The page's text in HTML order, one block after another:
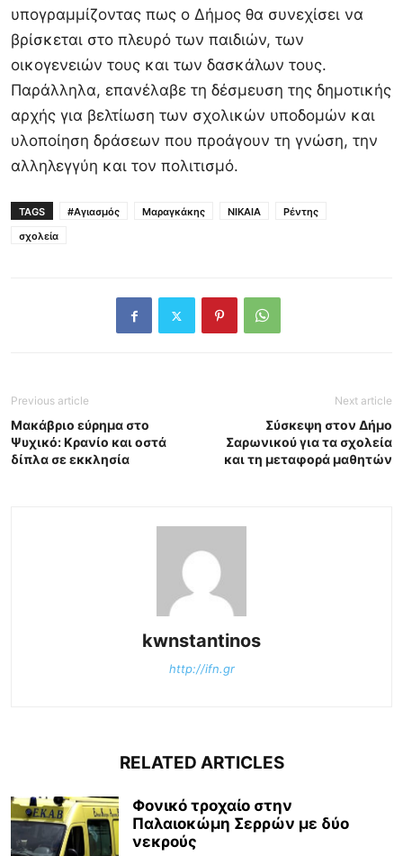
υπογραμμίζοντας πως ο Δήμος θα συνεχίσει να
βρίσκεται στο πλευρό των παιδιών, των
οικογενειών τους και των δασκάλων τους.
Παράλληλα, επανέλαβε τη δέσμευση της δημοτικής
αρχής για βελτίωση των σχολικών υποδομών και
υλοποίηση δράσεων που προάγουν τη γνώση, την
αλληλεγγύη και τον πολιτισμό.
TAGS #Αγιασμός Μαραγκάκης ΝΙΚΑΙΑ
Ρέντης
σχολεία
Previous article
Μακάβριο εύρημα στο
Ψυχικό: Κρανίο και οστά
δίπλα σε εκκλησία
Next article
Σύσκεψη στον Δήμο
Σαρωνικού για τα σχολεία
και τη μεταφορά μαθητών
kwnstantinos
http://ifn.gr
RELATED ARTICLES
Φονικό τροχαίο στην
Παλαιοκώμη Σερρών με δύο
νεκρούς